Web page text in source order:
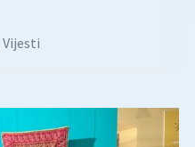
Vijesti